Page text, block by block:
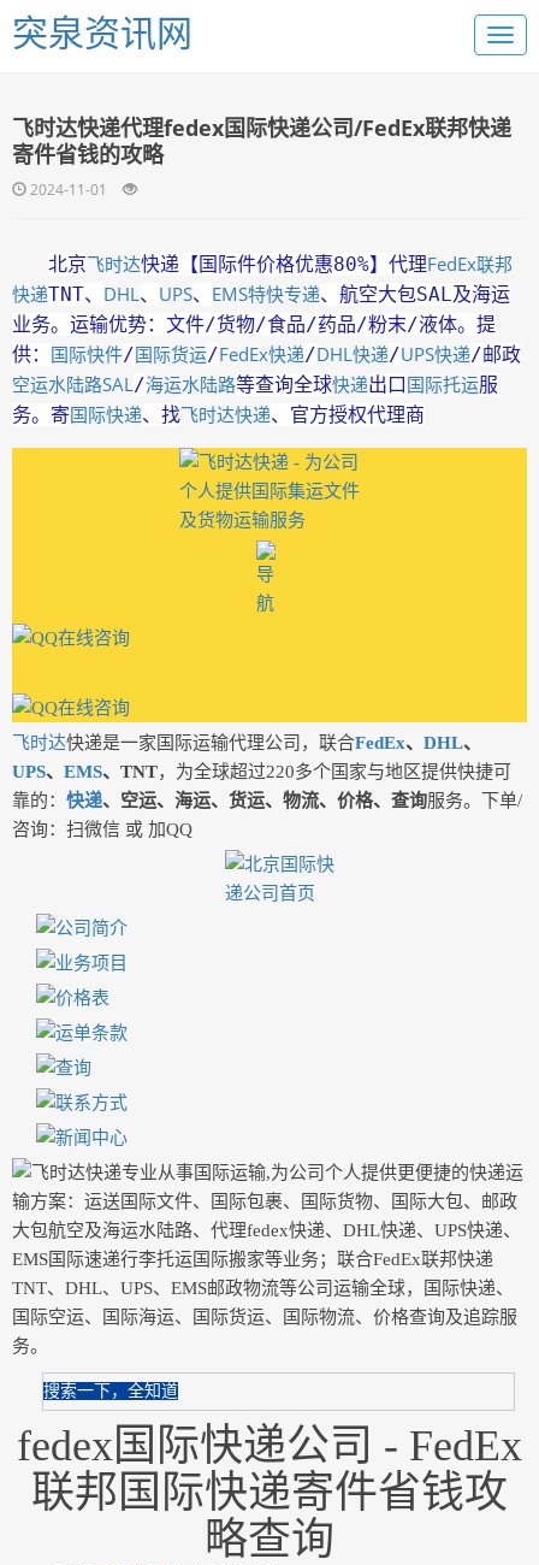
突泉资讯网
飞时达快递代理fedex国际快递公司/FedEx联邦快递
寄件省钱的攻略
2024-11-01
北京飞时达快递【国际件价格优惠80%】代理FedEx联邦
快递TNT、 DHL、 UPS、 EMS特快专递、航空大包SAL及海运
业务。运输优势：文件/货物/食品/药品/粉末/液体。提
供： 国际快件/国际货运/FedEx快递/DHL快递/UPS快递/邮政
空运水陆路SAL/海运水陆路等查询全球快递出口国际托运服
务。寄国际快递、找飞时达快递、官方授权代理商
飞时达快递是一家国际运输代理公司，联合FedEx、 DHL、
UPS、 EMS、TNT，为全球超过220多个国家与地区提供快捷可
靠的： 快递、空运、海运、货运、物流、价格、查询服务。下单/
咨询：扫微信 或 加QQ
搜索一下，全知道
fedex国际快递公司 - FedEx
联邦国际快递寄件省钱攻
略查询